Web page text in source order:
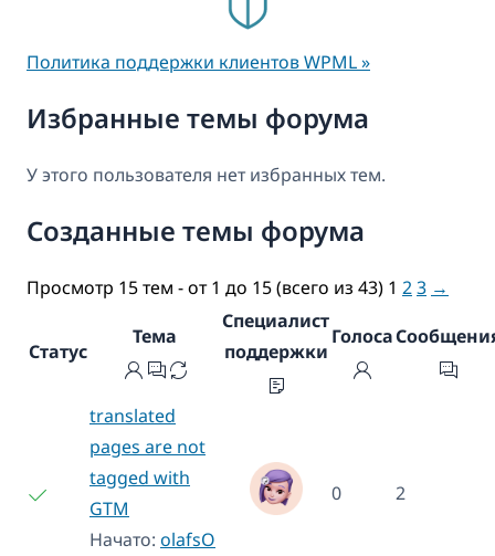
Избранные темы форума
У этого пользователя нет избранных тем.
Созданные темы форума
Просмотр 15 тем - от 1 до 15 (всего из 43) 1 23 →
Статус
Тема
Специалист
поддержки
Голоса
translated
pages are not
tagged with
GTM
Начато: olafsO
0 2
Политика поддержки клиентов WPML »